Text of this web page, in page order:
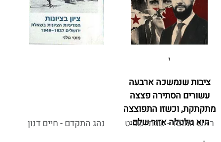
י
ציבות שנמשכה ארבעה
עשורים הסתירה פצצה
מתקתקת, וכשזו התפוצצה
היא טלטלה אזור שלם.
ראש המוסד - שבתי שביט נהג התקדם - חיים דנון